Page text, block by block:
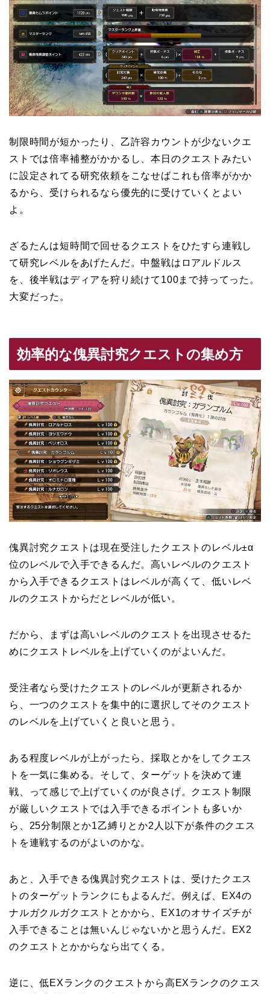
制限時間が短かったり、乙許容カウントが少ないクエ
ストでは倍率補整がかかるし、本日のクエストみたい
に設定されてる研究依頼をこなせばこれも倍率がかか
るから、受けられるなら優先的に受けていくとよい
よ。
ざるたんは短時間で回せるクエストをひたすら連戦し
て研究レベルをあげたんだ。中盤戦はロアルドルス
を、後半戦はディアを狩り続けて100まで持ってった。
大変だった。
効率的な傀異討究クエストの集め方
傀異討究クエストは現在受注したクエストのレベル±α
位のレベルで入手できるんだ。高いレベルのクエスト
から入手できるクエストはレベルが高くて、低いレベ
ルのクエストからだとレベルが低い。
だから、まずは高いレベルのクエストを出現させるた
めにクエストレベルを上げていくのがよいんだ。
受注者なら受けたクエストのレベルが更新されるか
ら、一つのクエストを集中的に選択してそのクエスト
のレベルを上げていくと良いと思う。
ある程度レベルが上がったら、採取とかをしてクエス
トを一気に集める。そして、ターゲットを決めて連
戦、って感じで上げていくのが良さげ。クエスト制限
が厳しいクエストでは入手できるポイントも多いか
ら、25分制限とか1乙縛りとか2人以下が条件のクエス
トを連戦するのがよいのかな。
あと、入手できる傀異討究クエストは、受けたクエス
トのターゲットランクにもよるんだ。例えば、EX4の
ナルガクルガクエストとかから、EX1のオサイズチが
入手できることは無いんじゃないかと思うんだ。EX2
のクエストとかからなら出てくる。
逆に、低EXランクのクエストから高EXランクのクエス